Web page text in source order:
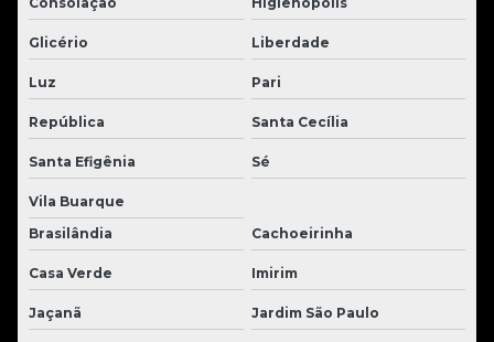
Glicério Liberdade
Luz Pari
República Santa Cecília
Santa Efigênia Sé
Vila Buarque
Brasilândia
Cachoeirinha
Casa Verde Imirim
Jaçanã Jardim São Paulo